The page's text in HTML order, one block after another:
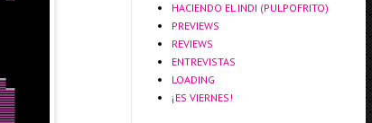
HACIENDO EL INDI (PULPOFRITO)
PREVIEWS
REVIEWS
ENTREVISTAS
LOADING
¡ES VIERNES!